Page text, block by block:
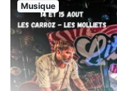
Musique